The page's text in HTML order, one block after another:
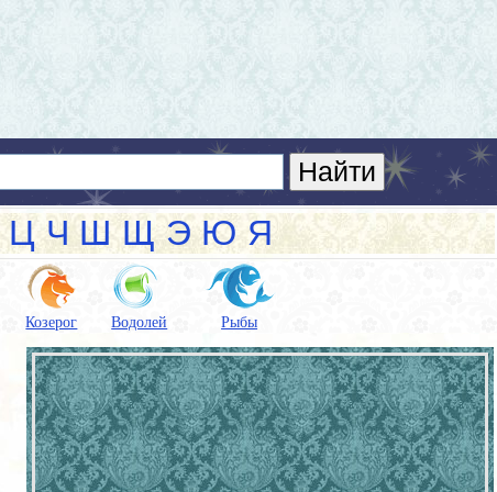
Ц Ч Ш Щ Э Ю Я
Козерог Водолей Рыбы